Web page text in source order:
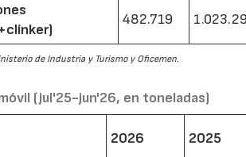
482.719
de Industria y Turismo y Oficemen.
(jul'25-jun'26, en toneladas)
2026 2025